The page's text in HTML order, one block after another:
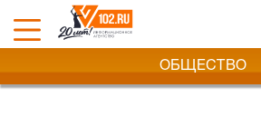
ОБЩЕСТВО